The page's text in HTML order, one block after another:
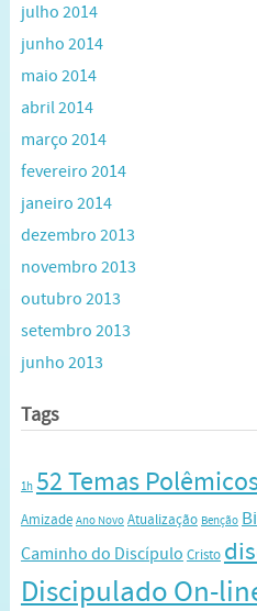
julho 2014
junho 2014
maio 2014
abril 2014
março 2014
fevereiro 2014
janeiro 2014
dezembro 2013
novembro 2013
outubro 2013
setembro 2013
junho 2013
Tags
1h 52 Temas
Amizade Ano Novo Atualização Benção
Caminho do Discípulo Cristo
Discipulado On-